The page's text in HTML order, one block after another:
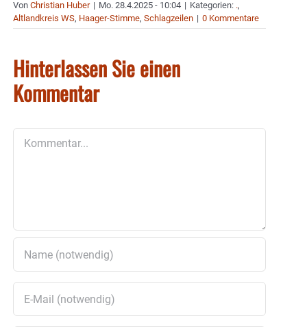
Von Christian Huber | Mo. 28.4.2025 - 10:04 | Kategorien: .,
Altlandkreis WS, Haager-Stimme, Schlagzeilen | 0 Kommentare
Hinterlassen Sie einen
Kommentar